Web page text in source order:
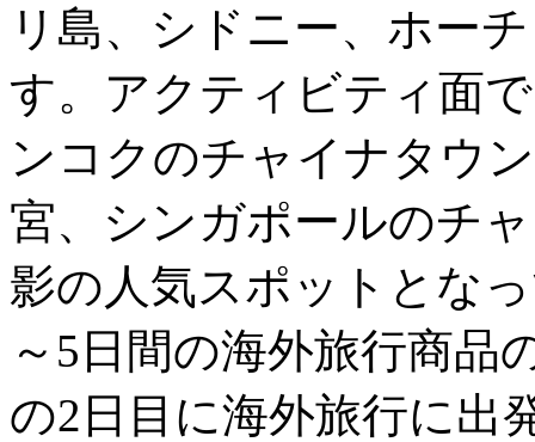
リ島、シドニー、ホー
す。アクティビティ面
ンコクのチャイナタウ
宮、シンガポールのチ
影の人気スポットとな
～5日間の海外旅行商品
の2日目に海外旅行に出